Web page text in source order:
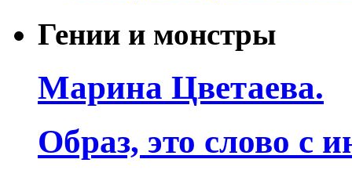
Гении и монстры
Марина Цветаева.
Образ, это слово с